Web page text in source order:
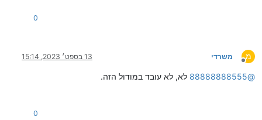
0
מ
מנותק
משרדי 13 בספט׳ 2023, 15:14
@
88888888555 לא, לא עובד במודול הזה.
0